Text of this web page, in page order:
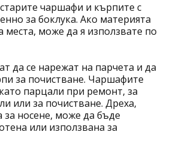
чаршафи и кърпите с
за боклука. Ако материята
места, може да я използвате по
да се нарежат на парчета и да
за почистване. Чаршафите
парцали при ремонт, за
или за почистване. Дреха,
за носене, може да бъде
или използвана за